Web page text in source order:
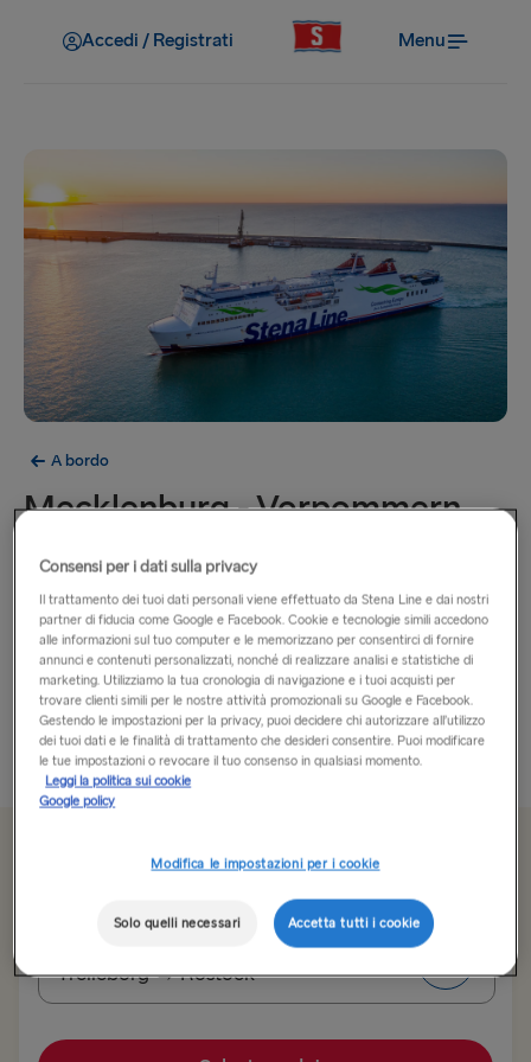
Accedi / Registrati Menu
A bordo
Mecklenburg - Vorpommern
A bordo della tratta Mecklenburg - Vorpommern puoi
aspettarti di vivere un’esperienza rilassante.
Gusta un ottimo pasto nel nostro ristorante informale, dove
troverai un’ampia scelta di piatti, snack e panini. Nel negozio
The Shop potrai scegliere il regalo perfetto per...
Più informazioni
sola andata, auto e conducente
Trelleborg → Rostock
ALL ROUTES
Consensi per i dati sulla privacy
Il trattamento dei tuoi dati personali viene effettuato da Stena Line e dai nostri
partner di fiducia come Google e Facebook. Cookie e tecnologie simili accedono
alle informazioni sul tuo computer e le memorizzano per consentirci di fornire
annunci e contenuti personalizzati, nonché di realizzare analisi e statistiche di
marketing. Utilizziamo la tua cronologia di navigazione e i tuoi acquisti per
trovare clienti simili per le nostre attività promozionali su Google e Facebook.
Gestendo le impostazioni per la privacy, puoi decidere chi autorizzare all’utilizzo
dei tuoi dati e le finalità di trattamento che desideri consentire. Puoi modificare
le tue impostazioni o revocare il tuo consenso in qualsiasi momento.
Leggi la politica sui cookie
Google policy
Modifica le impostazioni per i cookie
Solo quelli necessari Accetta tutti i cookie